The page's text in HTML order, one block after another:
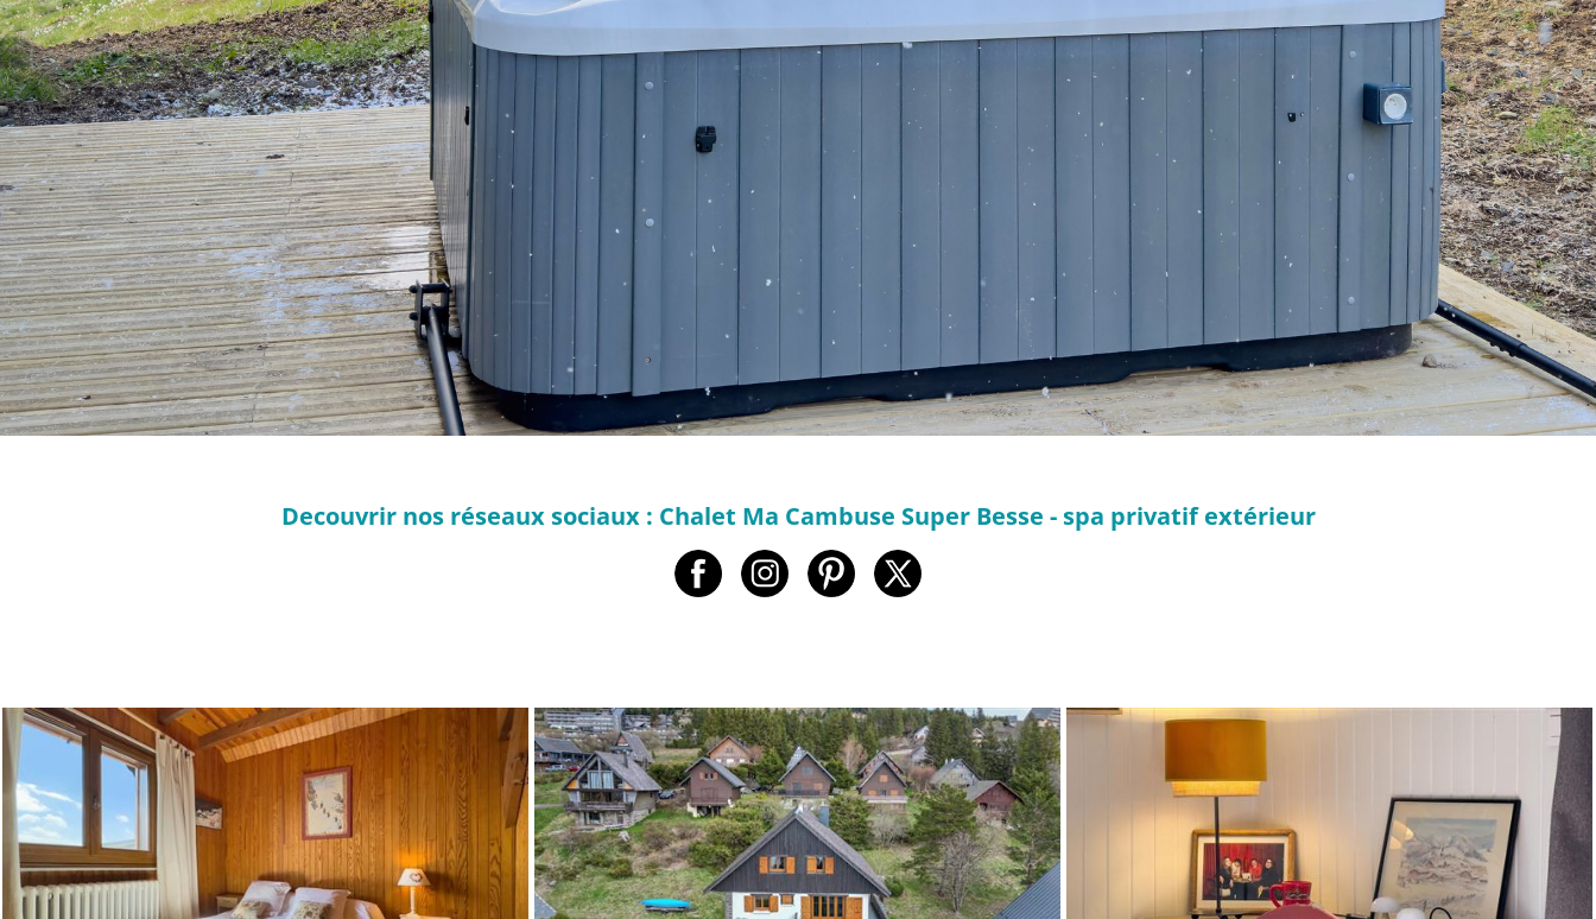
Decouvrir nos réseaux sociaux : Chalet Ma Cambuse Super Besse - spa privatif extérieur